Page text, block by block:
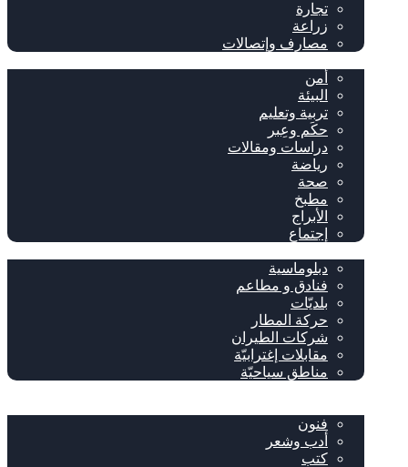
تجارة
زراعة
مصارف وإتصالات
أمن
البيئة
تربية وتعليم
حكَم وعِبر
دراسات ومقالات
رياضة
صحة
مطبخ
الأبراج
إجتماع
دبلوماسية
فنادق و مطاعم
بلديّات
حركة المطار
شركات الطيران
مقابلات إغترابيّة
مناطق سياحيّة
فنون
أدب وشعر
كتب